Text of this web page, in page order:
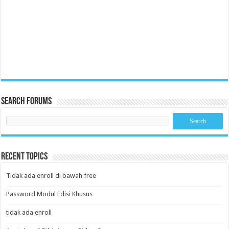
Search Forums
Recent Topics
Tidak ada enroll di bawah free
Password Modul Edisi Khusus
tidak ada enroll